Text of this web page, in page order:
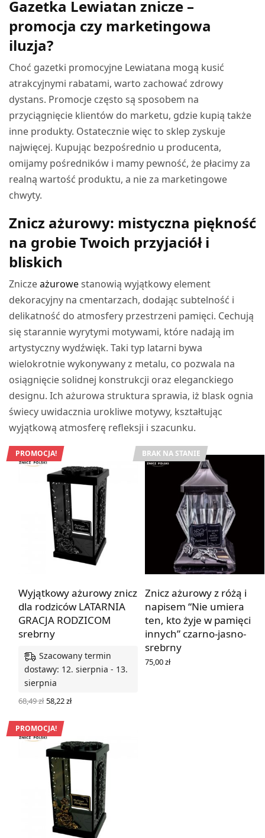
Gazetka Lewiatan znicze –
promocja czy marketingowa
iluzja?
Choć gazetki promocyjne Lewiatana mogą kusić
atrakcyjnymi rabatami, warto zachować zdrowy
dystans. Promocje często są sposobem na
przyciągnięcie klientów do marketu, gdzie kupią także
inne produkty. Ostatecznie więc to sklep zyskuje
najwięcej. Kupując bezpośrednio u producenta,
omijamy pośredników i mamy pewność, że płacimy za
realną wartość produktu, a nie za marketingowe
chwyty.
Znicz ażurowy: mistyczna piękność
na grobie Twoich przyjaciół i
bliskich
Zniczeażurowestanowią wyjątkowy element
dekoracyjny na cmentarzach, dodając subtelność i
delikatność do atmosfery przestrzeni pamięci. Cechują
się starannie wyrytymi motywami, które nadają im
artystyczny wydźwięk. Taki typ latarni bywa
wielokrotnie wykonywany z metalu, co pozwala na
osiągnięcie solidnej konstrukcji oraz eleganckiego
designu. Ich ażurowa struktura sprawia, iż blask ognia
świecy uwidacznia urokliwe motywy, kształtując
wyjątkową atmosferę refleksji i szacunku.
PROMOCJA!
Wyjątkowy ażurowy znicz
dla rodziców LATARNIA
GRACJA RODZICOM
srebrny
Szacowany termin
dostawy: 12. sierpnia - 13.
sierpnia
68,49zł Pierwotna
cena
wynosiła:
68,49 zł.
58,22złAktualna
BRAK NA STANIE
Znicz ażurowy z różą i
napisem “Nie umiera
ten, kto żyje w pamięci
innych” czarno-jasno-
srebrny
75,00zł
PROMOCJA!